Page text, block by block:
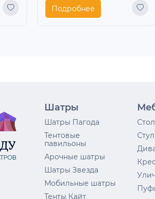
Подробнее
Шатры
Шатры Пагода
Тентовые
павильоны
Арочные шатры
Шатры Звезда
Мобильные шатры
Тенты Кайт